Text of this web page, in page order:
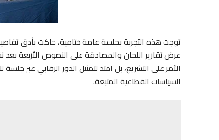
توجت هذه التجربة بجلسة عامة ختامية، حاكت بأدق
عرض تقارير اللجان والمصادقة على النصوص الأربعة بعد
الأمر على التشريع، بل امتد لتمثيل الدور الرقابي عبر
السياسات القطاعية المتبعة.